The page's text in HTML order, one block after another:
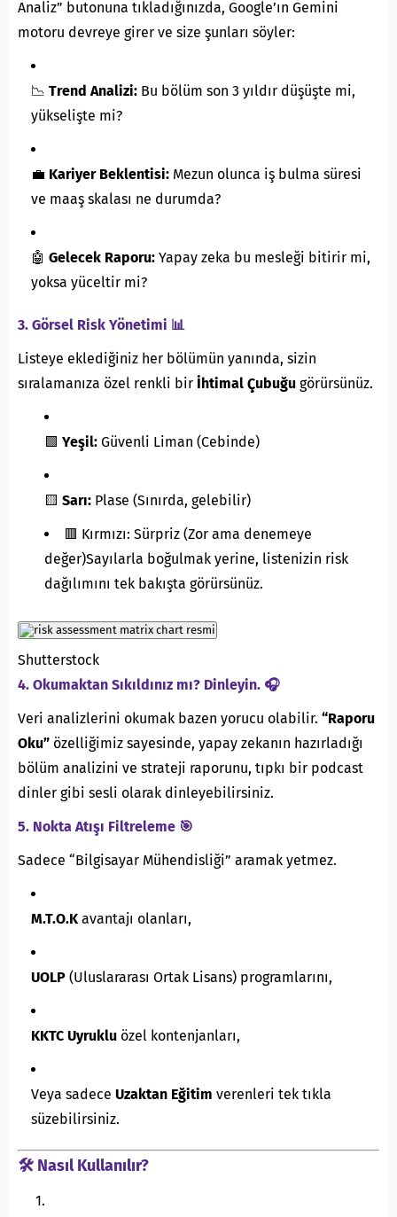
Analiz” butonuna tıkladığınızda, Google’ın Gemini
motoru devreye girer ve size şunları söyler:
📉 Trend Analizi: Bu bölüm son 3 yıldır düşüşte mi,
yükselişte mi?
💼 Kariyer Beklentisi: Mezun olunca iş bulma süresi
ve maaş skalası ne durumda?
🤖 Gelecek Raporu: Yapay zeka bu mesleği bitirir mi,
yoksa yüceltir mi?
3. Görsel Risk Yönetimi 📊
Listeye eklediğiniz her bölümün yanında, sizin
sıralamanıza özel renkli bir İhtimal Çubuğu görürsünüz.
🟩 Yeşil: Güvenli Liman (Cebinde)
🟨 Sarı: Plase (Sınırda, gelebilir)
🟥 Kırmızı: Sürpriz (Zor ama denemeye
değer)Sayılarla boğulmak yerine, listenizin risk
dağılımını tek bakışta görürsünüz.
Shutterstock
4. Okumaktan Sıkıldınız mı? Dinleyin. 🎧
Veri analizlerini okumak bazen yorucu olabilir. “Raporu
Oku” özelliğimiz sayesinde, yapay zekanın hazırladığı
bölüm analizini ve strateji raporunu, tıpkı bir podcast
dinler gibi sesli olarak dinleyebilirsiniz.
5. Nokta Atışı Filtreleme 🎯
Sadece “Bilgisayar Mühendisliği” aramak yetmez.
M.T.O.K avantajı olanları,
UOLP (Uluslararası Ortak Lisans) programlarını,
KKTC Uyruklu özel kontenjanları,
Veya sadece Uzaktan Eğitim verenleri tek tıkla
süzebilirsiniz.
🛠️ Nasıl Kullanılır?